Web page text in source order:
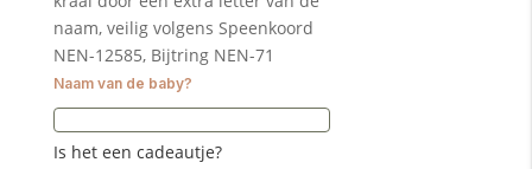
naam, veilig volgens Speenkoord
NEN-12585, Bijtring NEN-71
Naam van de baby?
Is het een cadeautje?